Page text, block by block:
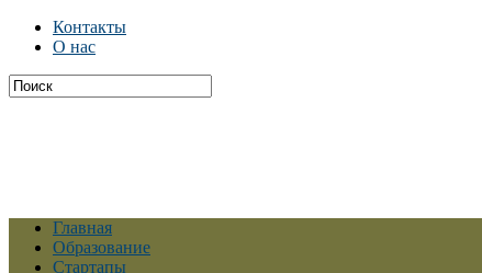
Контакты
О нас
Главная
Образование
Стартапы